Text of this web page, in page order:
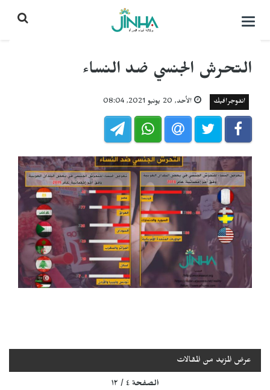
التحكم
التحرش الجنسي ضد النساء
انفوجرافيك الأحد, 20 يونيو 2021, 08:04
عرض المزيد من المقالات
الصفحة ٤ / ١٢